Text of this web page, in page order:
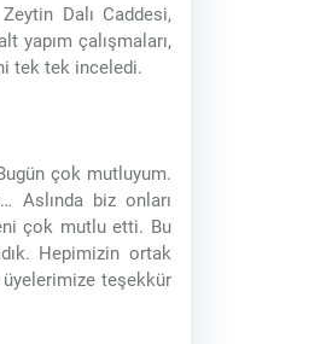
Dalı Caddesi,
yapım çalışmaları,
tek tek inceledi.
çok mutluyum.
Aslında biz onları
çok mutlu etti. Bu
Hepimizin ortak
üyelerimize teşekkür